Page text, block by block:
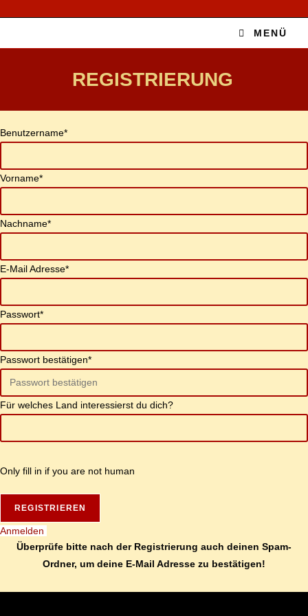
MENÜ
RE­GIS­TRIE­RUNG
Be­nut­zer­na­me*
Vor­na­me*
Nach­na­me*
E‑Mail Adres­se*
Pass­wort*
Pass­wort be­stä­ti­gen*
Für wel­ches Land in­ter­es­sierst du dich?
On­ly fill in if you are not human
Anmelden
Über­prü­fe bit­te nach der Re­gis­trie­rung auch dei­nen Spam-
Ord­ner, um dei­ne E‑Mail Adres­se zu bestätigen!